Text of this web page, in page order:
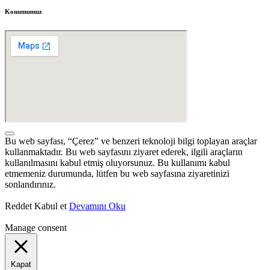
Konumumuz
Bu web sayfası, “Çerez” ve benzeri teknoloji bilgi toplayan araçlar
kullanmaktadır. Bu web sayfasını ziyaret ederek, ilgili araçların
kullanılmasını kabul etmiş oluyorsunuz. Bu kullanımı kabul
etmemeniz durumunda, lütfen bu web sayfasına ziyaretinizi
sonlandırınız.
Reddet Kabul et Devamını Oku
Manage consent
Kapat